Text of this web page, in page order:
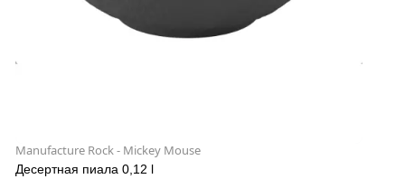
Manufacture Rock - Mickey Mouse
Десертная пиала 0,12 l